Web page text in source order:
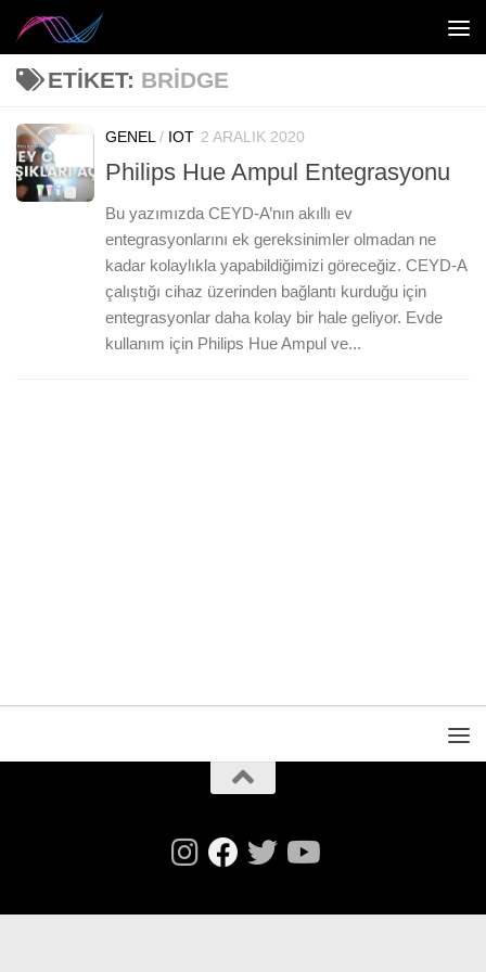
Skip to content
ETIKET: BRIDGE
GENEL / IOT 2 ARALIK 2020
Philips Hue Ampul Entegrasyonu
Bu yazımızda CEYD-A’nın akıllı ev
entegrasyonlarını ek gereksinimler olmadan ne
kadar kolaylıkla yapabildiğimizi göreceğiz. CEYD-A
çalıştığı cihaz üzerinden bağlantı kurduğu için
entegrasyonlar daha kolay bir hale geliyor. Evde
kullanım için Philips Hue Ampul ve...